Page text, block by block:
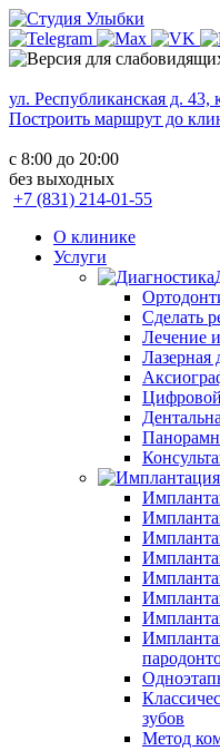
ул. Республиканская д. 43,
Построить маршрут до
с 8:00 до 20:00
без выходных
+7 (831) 214-01-55
О клинике
Услуги
Сделать
Лечение
Лазерная
зубов
Метод